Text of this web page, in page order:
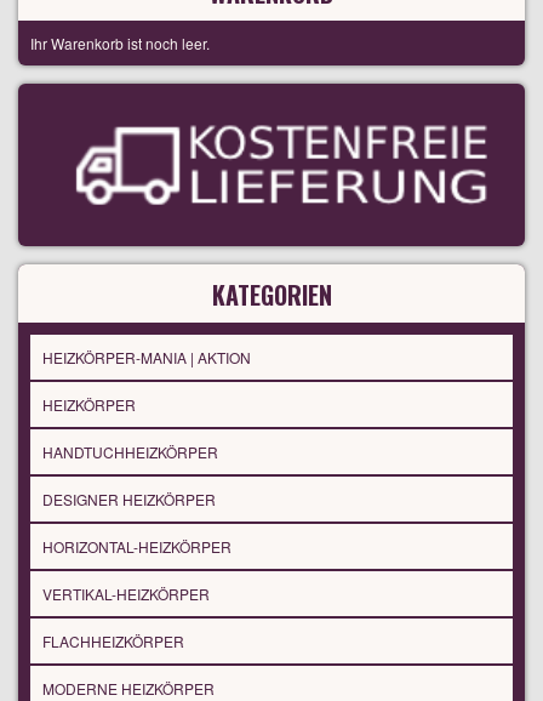
Ihr Warenkorb ist noch leer.
KATEGORIEN
HEIZKÖRPER-MANIA | AKTION
HEIZKÖRPER
HANDTUCHHEIZKÖRPER
DESIGNER HEIZKÖRPER
HORIZONTAL-HEIZKÖRPER
VERTIKAL-HEIZKÖRPER
FLACHHEIZKÖRPER
MODERNE HEIZKÖRPER